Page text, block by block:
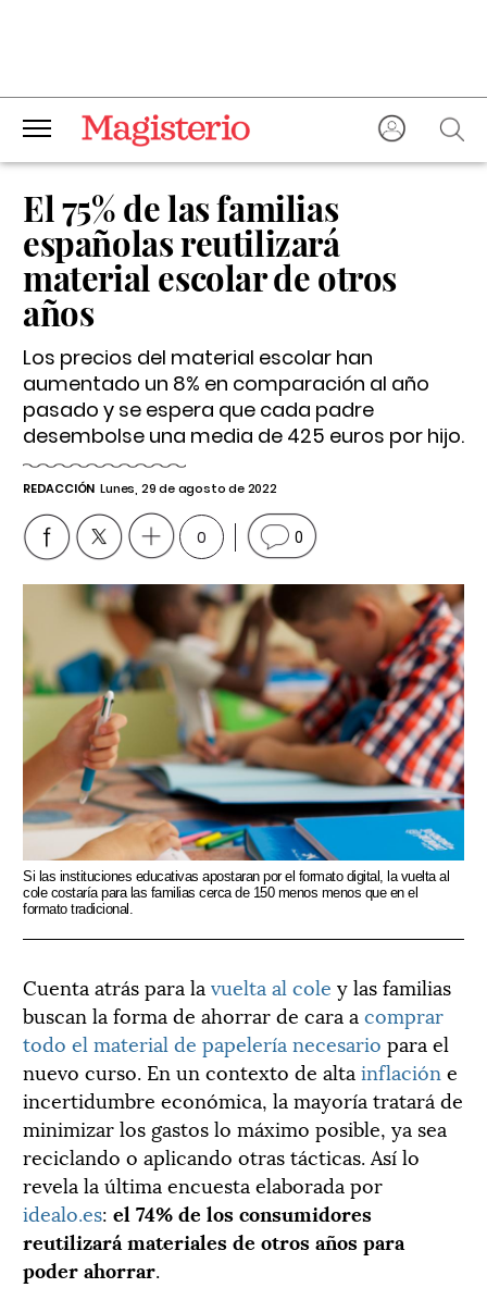
El 75% de las familias
españolas reutilizará
material escolar de otros
años
Los precios del material escolar han
aumentado un 8% en comparación al año
pasado y se espera que cada padre
desembolse una media de 425 euros por hijo.
REDACCIÓN Lunes, 29 de agosto de 2022
0 0
Si las instituciones educativas apostaran por el formato digital, la vuelta al
cole costaría para las familias cerca de 150 menos menos que en el
formato tradicional.
Cuenta atrás para la vuelta al cole y las familias
buscan la forma de ahorrar de cara a comprar
todo el material de papelería necesario para el
nuevo curso. En un contexto de alta inflación e
incertidumbre económica, la mayoría tratará de
minimizar los gastos lo máximo posible, ya sea
reciclando o aplicando otras tácticas. Así lo
revela la última encuesta elaborada por
idealo.es: el 74% de los consumidores
reutilizará materiales de otros años para
poder ahorrar.